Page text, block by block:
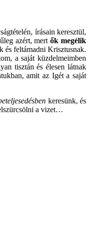
írásain keresztül,
azért, mertők megélik
és feltámadni Krisztusnak.
a saját küzdelmeimben
tisztán és élesen látnak
amit az Igét a saját
keresünk, és
a vizet…